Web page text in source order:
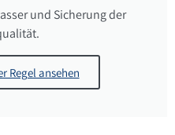
und Sicherung der
Regel ansehen